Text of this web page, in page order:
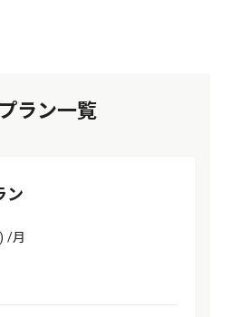
ラン一覧
ン
/月